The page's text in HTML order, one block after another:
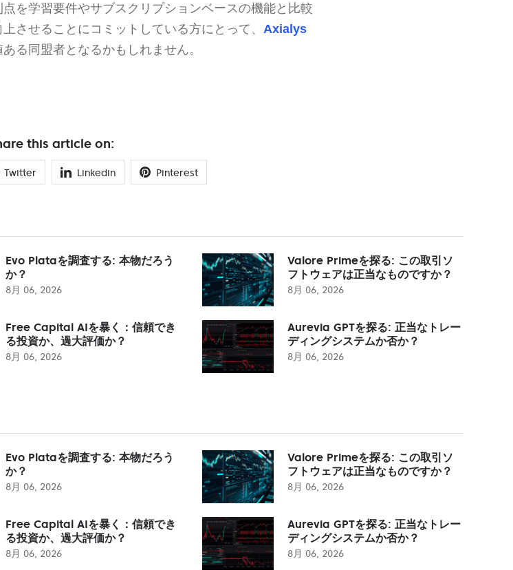
を学習要件やサブスクリプションベースの機能と比較
させることにコミットしている方にとって、 Axialys
る同盟者となるかもしれません。
this article on:
Twitter Linkedin Pinterest
Evo Plataを調査する: 本物だろう
か？
8月 06, 2026
Valore Primeを探る: この取引ソ
フトウェアは正当なものですか？
8月 06, 2026
Free Capital AIを暴く：信頼でき
る投資か、過大評価か？
8月 06, 2026
Aurevia GPTを探る: 正当なトレー
ディングシステムか否か？
8月 06, 2026
Evo Plataを調査する: 本物だろう
か？
8月 06, 2026
Valore Primeを探る: この取引ソ
フトウェアは正当なものですか？
8月 06, 2026
Free Capital AIを暴く：信頼でき
る投資か、過大評価か？
8月 06, 2026
Aurevia GPTを探る: 正当なトレー
ディングシステムか否か？
8月 06, 2026